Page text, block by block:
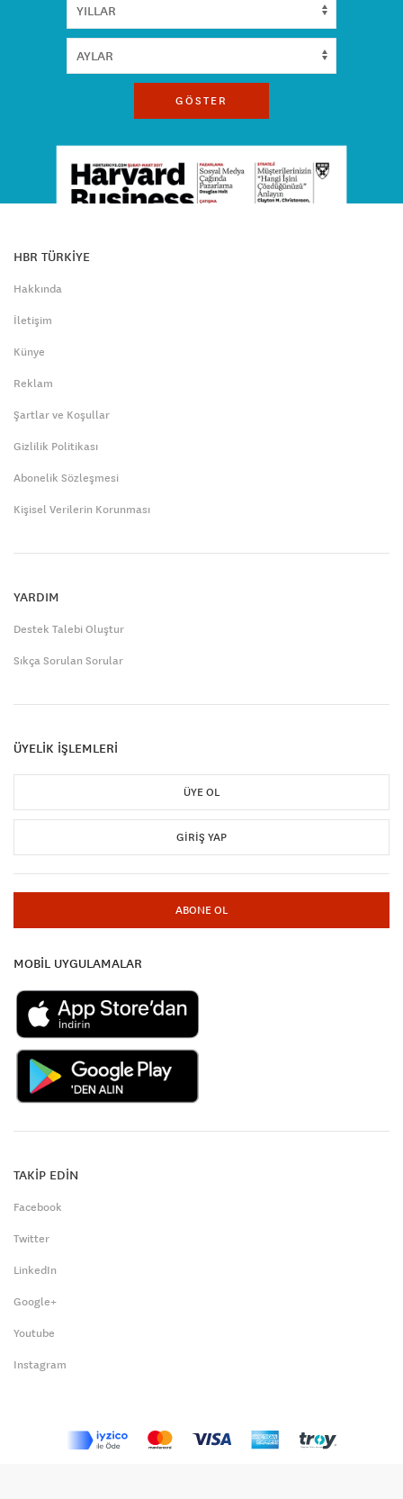
GÖSTER
HBR TÜRKİYE
Hakkında
İletişim
Künye
Reklam
Şartlar ve Koşullar
Gizlilik Politikası
Abonelik Sözleşmesi
Kişisel Verilerin Korunması
YARDIM
Destek Talebi Oluştur
Sıkça Sorulan Sorular
ÜYELİK İŞLEMLERİ
ÜYE OL
GIRIŞ YAP
ABONE OL
MOBİL UYGULAMALAR
TAKİP EDİN
Facebook
Twitter
LinkedIn
Google+
Youtube
Instagram